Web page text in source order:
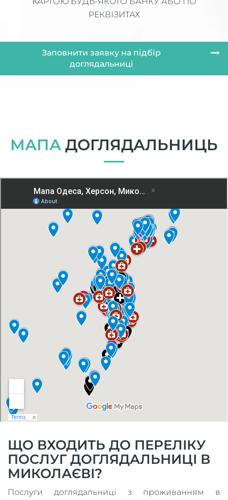
РЕКВІЗИТАХ
Заповнити заявку на підбір
доглядальниці
МАПА ДОГЛЯДАЛЬНИЦЬ
ЩО ВХОДИТЬ ДО ПЕРЕЛІКУ
ПОСЛУГ ДОГЛЯДАЛЬНИЦІ В
МИКОЛАЄВІ?
Послуги доглядальниці з проживанням в